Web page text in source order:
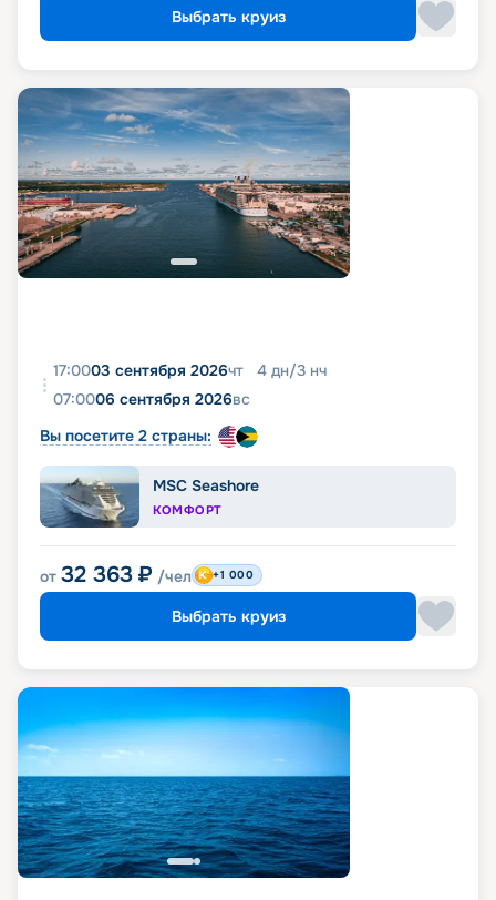
Выбрать круиз
17:0003 сентября 2026чт 4 дн/3 нч
07:0006 сентября 2026вс
Вы посетите 2 страны:
MSC Seashore
КОМФОРТ
от 32 363 ₽ /чел +1 000
Выбрать круиз